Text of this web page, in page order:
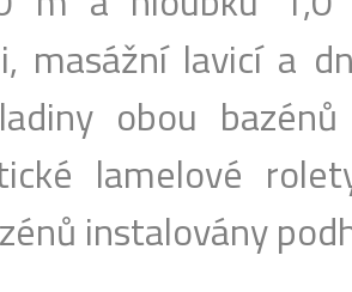
masážní lavicí a
obou
lamelové
instalovány